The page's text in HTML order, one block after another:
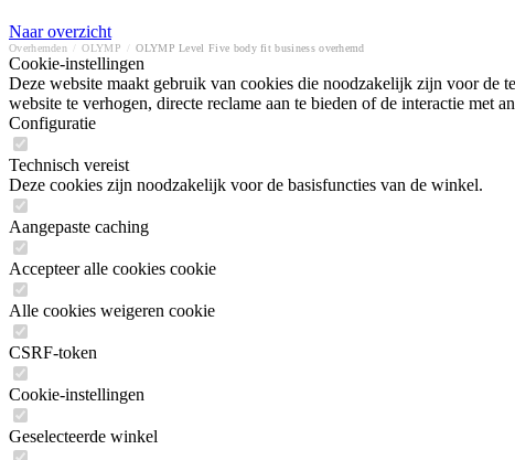
Naar overzicht
Overhemden OLYMP OLYMP Level Five body fit business overhemd
Cookie-instellingen
Deze website maakt gebruik van cookies die noodzakelijk zijn voor de
website te verhogen, directe reclame aan te bieden of de interactie met
Configuratie
Technisch vereist
Deze cookies zijn noodzakelijk voor de basisfuncties van de winkel.
Aangepaste caching
Accepteer alle cookies cookie
Alle cookies weigeren cookie
CSRF-token
Cookie-instellingen
Geselecteerde winkel